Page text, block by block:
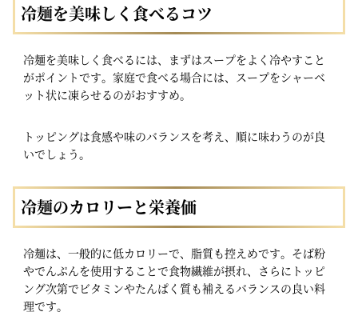
冷麺を美味しく食べるコツ
冷麺を美味しく食べるには、まずはスープをよく冷やすこと
がポイントです。家庭で食べる場合には、スープをシャーベ
ット状に凍らせるのがおすすめ。
トッピングは食感や味のバランスを考え、順に味わうのが良
いでしょう。
冷麺のカロリーと栄養価
冷麺は、一般的に低カロリーで、脂質も控えめです。そば粉
やでんぷんを使用することで食物繊維が摂れ、さらにトッピ
ング次第でビタミンやたんぱく質も補えるバランスの良い料
理です。